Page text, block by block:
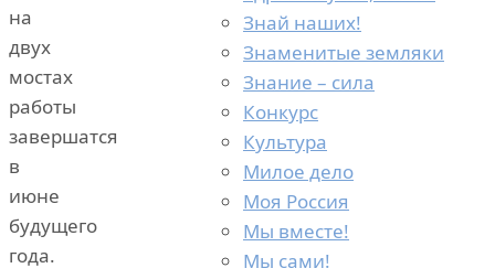
на
двух
мостах
работы
завершатся
в
июне
будущего
года.
Знай наших!
Знаменитые земляки
Знание – сила
Конкурс
Культура
Милое дело
Моя Россия
Мы вместе!
Мы сами!